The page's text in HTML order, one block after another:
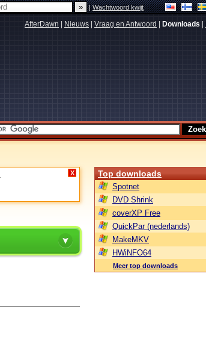
|Wachtwoord kwijt
AfterDawn Nieuws Vraag en Antwoord Downloads
X Top downloads
Spotnet
DVD Shrink
coverXP Free
QuickPar (nederlands)
MakeMKV
HWiNFO64
Meer top downloads